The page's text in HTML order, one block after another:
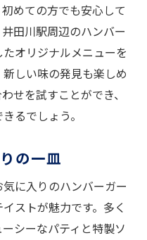
めての方でも安心して
田川駅周辺のハンバー
オリジナルメニューを
しい味の発見も楽しめ
せを試すことができ、
るでしょう。
の一皿
に入りのハンバーガー
ストが魅力です。多く
シーなパティと特製ソ